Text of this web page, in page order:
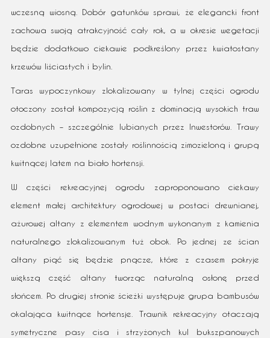
wczesną wiosną. Dobór gatunków sprawi, że elegancki front
zachowa swoją atrakcyjność cały rok, a w okresie wegetacji
będzie dodatkowo ciekawie podkreślony przez kwiatostany
krzewów liściastych i bylin.
Taras wypoczynkowy zlokalizowany w tylnej części ogrodu
otoczony został kompozycją roślin z dominacją wysokich traw
ozdobnych – szczególnie lubianych przez Inwestorów. Trawy
ozdobne uzupełnione zostały roślinnością zimozieloną i grupą
kwitnącej latem na biało hortensji.
W części rekreacyjnej ogrodu zaproponowano ciekawy
element małej architektury ogrodowej w postaci drewnianej,
ażurowej altany z elementem wodnym wykonanym z kamienia
naturalnego zlokalizowanym tuż obok. Po jednej ze ścian
altany piąć się będzie pnącze, które z czasem pokryje
większą część altany tworząc naturalną osłonę przed
słońcem. Po drugiej stronie ścieżki występuje grupa bambusów
okalająca kwitnące hortensje. Trawnik rekreacyjny otaczają
symetryczne pasy cisa i strzyżonych kul bukszpanowych